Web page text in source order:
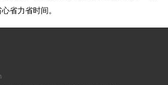
省力省时间。